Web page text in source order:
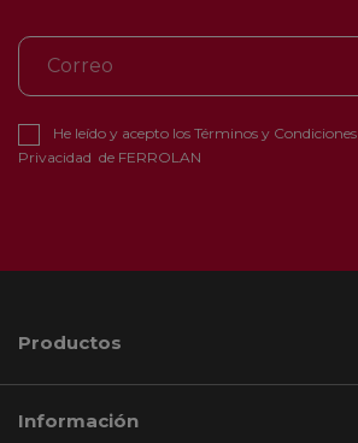
He leído y acepto los Términos y Condiciones
Privacidad de FERROLAN
Productos
Información